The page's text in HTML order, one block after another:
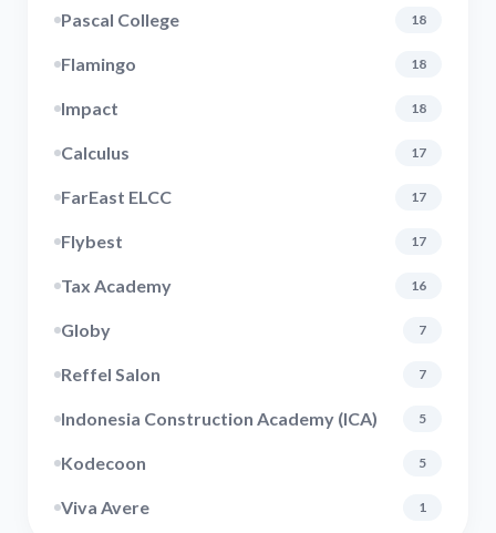
Pascal College 18
Flamingo 18
Impact 18
Calculus 17
FarEast ELCC 17
Flybest 17
Tax Academy 16
Globy 7
Reffel Salon 7
Indonesia Construction Academy (ICA) 5
Kodecoon 5
Viva Avere 1